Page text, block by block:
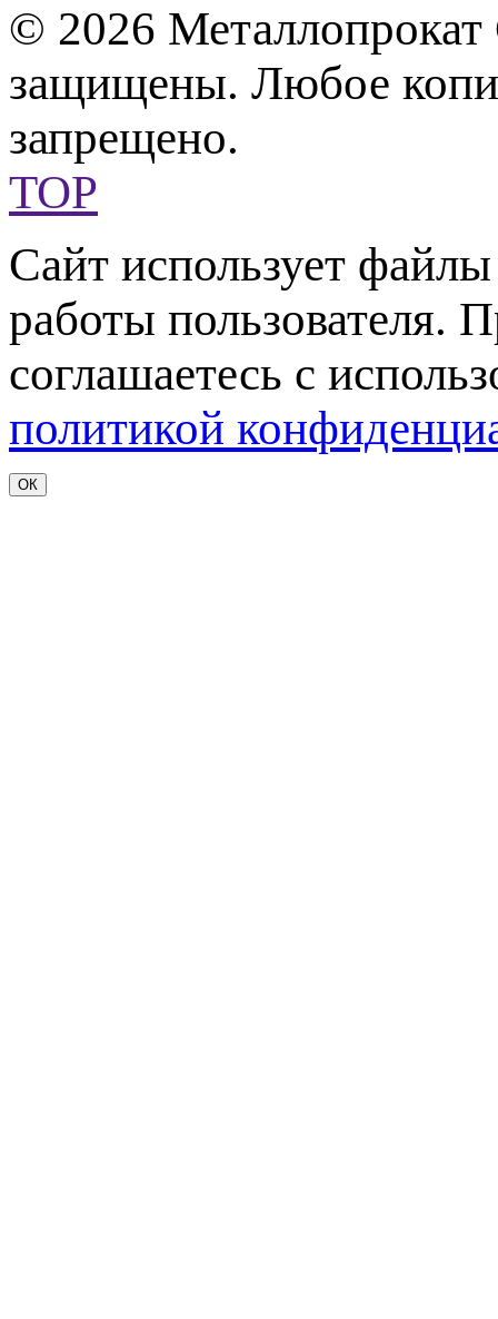
© 2026
защищены. Любое
запрещено.
TOP
Сайт использует
работы пользователя.
соглашаетесь с
политикой
ОК